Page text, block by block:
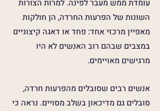
עומדת ממש מעבר לפינה. למרות הצורות
השונות של הפרעות החרדה, הן חולקות
מאפיין מרכזי אחד: פחד או דאגה קיצוניים
במצבים שבהם רוב האנשים לא היו
מרגישים מאויימים.
אנשים רבים שסובלים מהפרעות חרדה,
סובלים גם מדיכאון בשלב מסויים. נראה כי